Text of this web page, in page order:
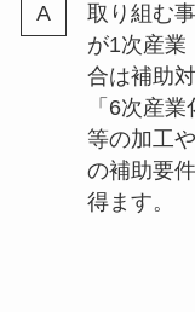
取り組む
が1次産業
合は補助
「6次産
等の加工
の補助要
得ます。